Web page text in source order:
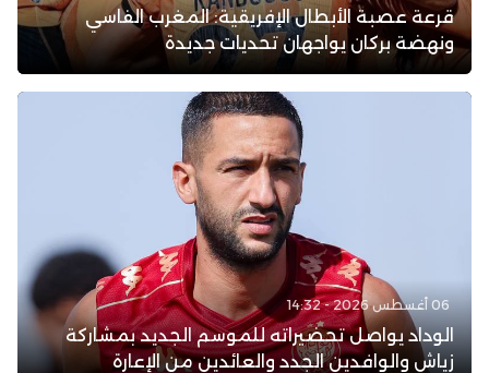
قرعة عصبة الأبطال الإفريقية: المغرب الفاسي
ونهضة بركان يواجهان تحديات جديدة
06 أغسطس 2026 - 14:32
الوداد يواصل تحضيراته للموسم الجديد بمشاركة
زياش والوافدين الجدد والعائدين من الإعارة